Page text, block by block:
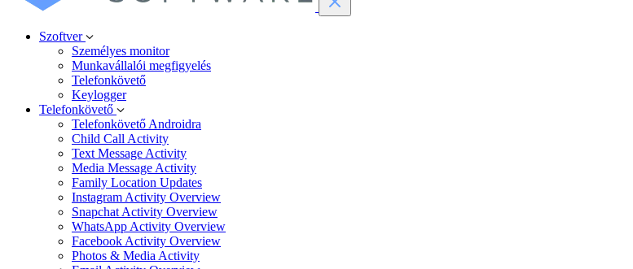
Szoftver
Személyes monitor
Munkavállalói megfigyelés
Telefonkövető
Keylogger
Telefonkövető
Telefonkövető Androidra
Child Call Activity
Text Message Activity
Media Message Activity
Family Location Updates
Instagram Activity Overview
Snapchat Activity Overview
WhatsApp Activity Overview
Facebook Activity Overview
Photos & Media Activity